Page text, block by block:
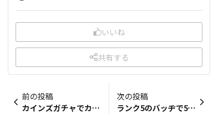
いいね
共有する
前の投稿
カインズガチャでカインズロゴのお買い物袋がとても気に入ってます。 個人的な意見ですがカインズスクエアのロゴ入りのお買い物袋をランク特典の中に入れてほしいです。 大きさはカインズレジ袋の5円くらいが良いかなと思います
次の投稿
ランク5のバッヂで5,000円までのWS作品が作れますが、このGWSの場合、材料代分として使うことは可能ですか？(参加費1,000円+材料、花苗代4,000円)